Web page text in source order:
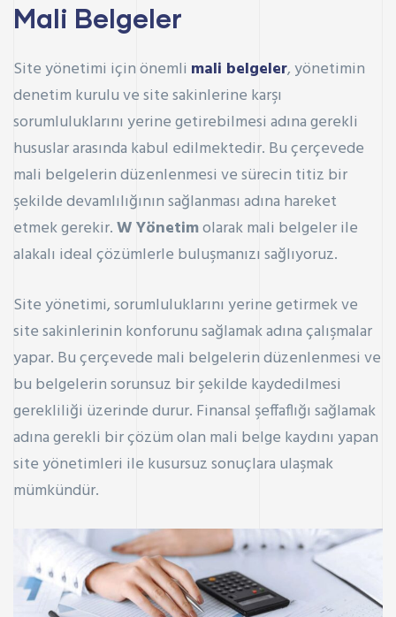
Mali Belgeler
Site yönetimi için önemli mali belgeler, yönetimin
denetim kurulu ve site sakinlerine karşı
sorumluluklarını yerine getirebilmesi adına gerekli
hususlar arasında kabul edilmektedir. Bu çerçevede
mali belgelerin düzenlenmesi ve sürecin titiz bir
şekilde devamlılığının sağlanması adına hareket
etmek gerekir.W Yönetimolarak mali belgeler ile
alakalı ideal çözümlerle buluşmanızı sağlıyoruz.
Site yönetimi, sorumluluklarını yerine getirmek ve
site sakinlerinin konforunu sağlamak adına çalışmalar
yapar. Bu çerçevede mali belgelerin düzenlenmesi ve
bu belgelerin sorunsuz bir şekilde kaydedilmesi
gerekliliği üzerinde durur. Finansal şeffaflığı sağlamak
adına gerekli bir çözüm olan mali belge kaydını yapan
site yönetimleri ile kusursuz sonuçlara ulaşmak
mümkündür.